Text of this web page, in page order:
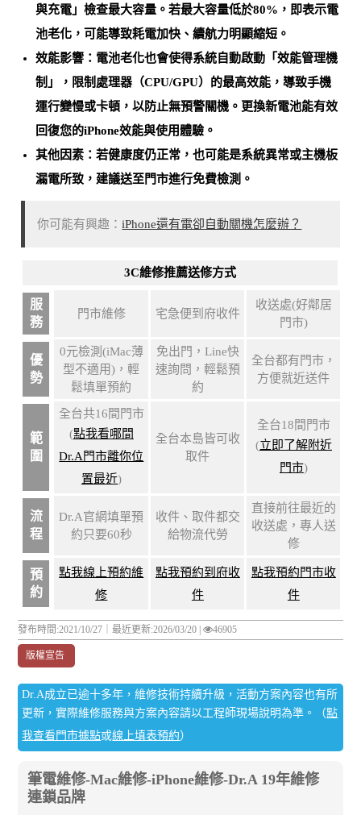
與充電」檢查最大容量。若最大容量低於80%，即表示電
池老化 ，可能導致耗電加快、續航力明顯縮短。
效能影響：電池老化也會使得系統自動啟動「效能管理機
制」，限制處理器（CPU/GPU）的最高效能，導致手機
運行變慢或卡頓，以防止無預警關機。 更換新電池能有效
回復您的iPhone效能與使用體驗 。
其他因素：若健康度仍正常，也可能是系統異常或主機板
漏電所致 ，建議送至門市進行免費檢測。
你可能有興趣：iPhone還有電卻自動關機怎麼辦？
3C維修推薦送修方式
服
務
門市維修 宅急便到府收件
收送處(好鄰居
門市)
優
勢
0元檢測(iMac薄
型不適用)，輕
鬆填單預約
免出門，Line快
速詢問，輕鬆預
約
全台都有門市，
方便就近送件
範
圍
全台共16間門市
(點我看哪間
Dr.A門市離你位
置最近)
全台本島皆可收
取件
全台18間門市
(立即了解附近
門市)
流
程
Dr.A官網填單預
約只要60秒
收件、取件都交
給物流代勞
直接前往最近的
收送處，專人送
修
預
約
點我線上預約維
修
點我預約到府收
件
點我預約門市收
件
發布時間:2021/10/27｜最近更新:2026/03/20 | 46905
版權宣告
Dr.A成立已逾十多年，維修技術持續升級，活動方案內容也有所
更新，實際維修服務與方案內容請以工程師現場說明為準。（點
我查看門市據點或線上填表預約）
筆電維修-Mac維修-iPhone維修-Dr.A 19年維修
連鎖品牌